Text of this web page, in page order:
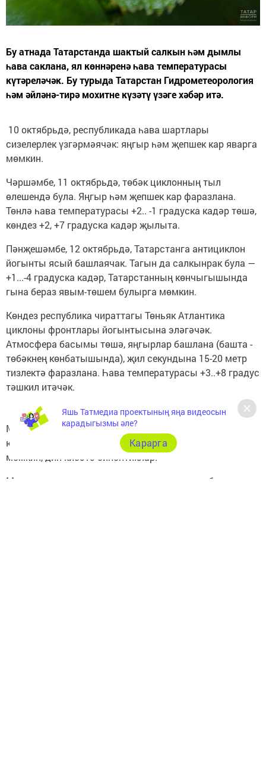
Бу атнада Татарстанда шактый салкын һәм дымлы
һава саклана, ял көннәренә һава температурасы
күтәреләчәк. Бу турыда Татарстан Гидрометеорология
һәм әйләнә-тирә мохитне күзәтү үзәге хәбәр итә.
10 октябрьдә, республикада һава шартлары
сизелерлек үзгәрмәячәк: яңгыр һәм җепшек кар яварга
мөмкин.
Чәршәмбе, 11 октябрьдә, төбәк циклонның тыл
өлешендә була. Яңгыр һәм җепшек кар фаразлана.
Төнлә һава температурасы +2.. -1 градуска кадәр төшә,
көндез +2, +7 градуска кадәр җылыта.
Пәнҗешәмбе, 12 октябрьдә, Татарстанга антициклон
йогынты ясый башлаячак. Тагын да салкынрак була —
+1...-4 градуска кадәр, Татарстанның көнчыгышында
гына бераз явым-төшем булырга мөмкин.
Көндез республика чираттагы Төньяк Атлантика
циклоны фронтлары йогынтысына эләгәчәк.
Атмосфера басымы төшә, яңгырлар башлана (башта -
төбәкнең көнбатышында), җил секундына 15-20 метр
тизлектә фаразлана. Һава температурасы +3..+8 градус
тәшкил итәчәк.
Моннан тыш, 11 һәм 12 октябрьдә төнлә һәм иртән
юлларның аерым участокларында бозлавык булырга
мөмкин, дип кисәтә синоптиклар.
Метеорологларның якынча мәгълүматлары буенча,
Яшь Татмедиа проектының яңа видеосын
карадыгызмы әле?
Карарга